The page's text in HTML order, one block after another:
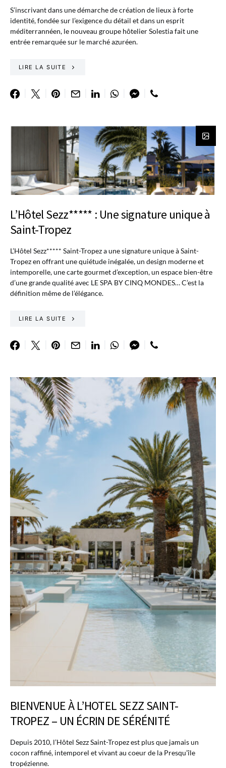
S’inscrivant dans une démarche de création de lieux à forte
identité, fondée sur l’exigence du détail et dans un esprit
méditerrannéen, le nouveau groupe hôtelier Solestia fait une
entrée remarquée sur le marché azuréen.
LIRE LA SUITE
L’Hôtel Sezz***** : Une signature unique à
Saint-Tropez
L’Hôtel Sezz***** Saint-Tropez a une signature unique à Saint-
Tropez en offrant une quiétude inégalée, un design moderne et
intemporelle, une carte gourmet d’exception, un espace bien-être
d’une grande qualité avec LE SPA BY CINQ MONDES… C’est la
définition même de l’élégance.
LIRE LA SUITE
BIENVENUE À L’HOTEL SEZZ SAINT-
TROPEZ – UN ÉCRIN DE SÉRÉNITÉ
Depuis 2010, l’Hôtel Sezz Saint-Tropez est plus que jamais un
cocon raffiné, intemporel et vivant au coeur de la Presqu’île
tropézienne.